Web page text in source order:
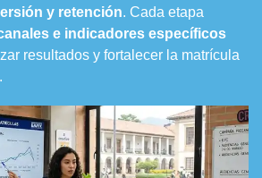
y retención. Cada etapa
e indicadores específicos
resultados y fortalecer la matrícula